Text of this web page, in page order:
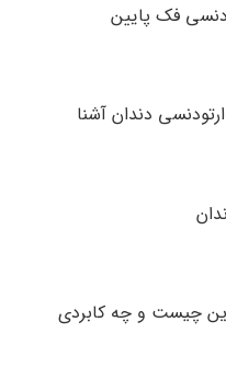
فک پایین
دندان آشنا
چیست و چه کابردی